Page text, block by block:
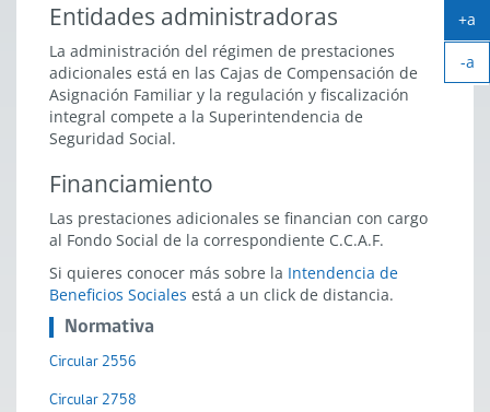
Entidades administradoras
La administración del régimen de prestaciones
adicionales está en las Cajas de Compensación de
Asignación Familiar y la regulación y fiscalización
integral compete a la Superintendencia de
Seguridad Social.
Financiamiento
Las prestaciones adicionales se financian con cargo
al Fondo Social de la correspondiente C.C.A.F.
Si quieres conocer más sobre la Intendencia de
Beneficios Sociales está a un click de distancia.
Normativa
Circular 2556
Circular 2758
+a
-a